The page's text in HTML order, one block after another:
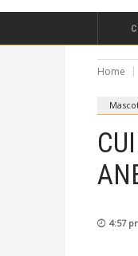
Home
4:57